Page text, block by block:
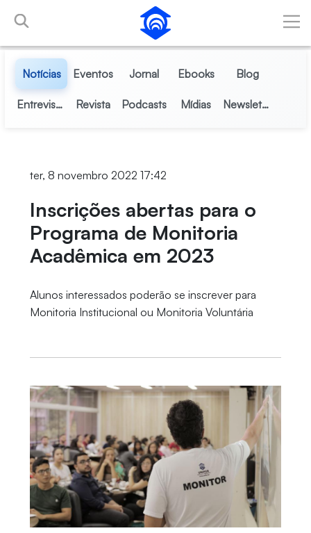
Pular para o Conteúdo principal
Notícias Eventos Jornal Ebooks Blog
Entrevistas Revista Podcasts Mídias Newsletter
ter, 8 novembro 2022 17:42
Inscrições abertas para o
Programa de Monitoria
Acadêmica em 2023
Alunos interessados poderão se inscrever para
Monitoria Institucional ou Monitoria Voluntária